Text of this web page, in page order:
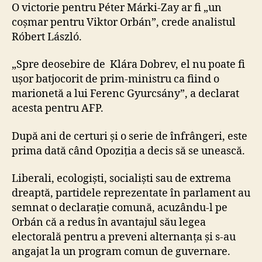
O victorie pentru Péter Márki-Zay ar fi „un
coșmar pentru Viktor Orbán”, crede analistul
Róbert László.
„Spre deosebire de Klára Dobrev, el nu poate fi
ușor batjocorit de prim-ministru ca fiind o
marionetă a lui Ferenc Gyurcsány”, a declarat
acesta pentru AFP.
După ani de certuri și o serie de înfrângeri, este
prima dată când Opoziția a decis să se unească.
Liberali, ecologiști, socialiști sau de extrema
dreaptă, partidele reprezentate în parlament au
semnat o declarație comună, acuzându-l pe
Orbán că a redus în avantajul său legea
electorală pentru a preveni alternanța și s-au
angajat la un program comun de guvernare.